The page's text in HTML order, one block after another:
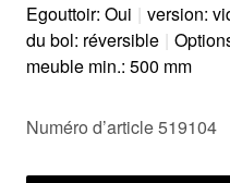
Egouttoir: Oui | version:
du bol: réversible |
meuble min.: 500 mm
Numéro d’article 519104